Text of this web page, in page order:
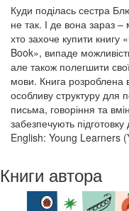
Куди поділась сестра
не так. І де вона зараз
хто захоче купити
Book», випаде
але також полегшити
мови. Книга розроблена
особливу структуру для
письма, говоріння та
забезпечують
English: Young Learners
Книги автора